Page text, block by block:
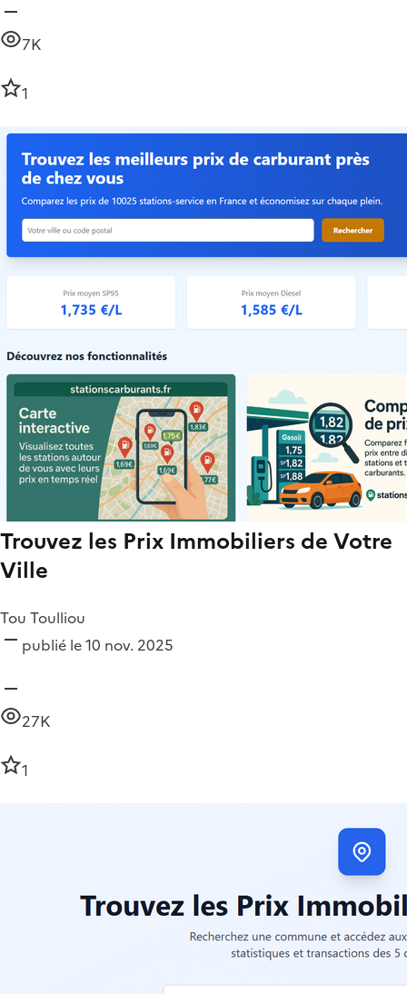
7K
1
Trouvez les Prix Immobiliers de Votre
Ville
Tou Toulliou
publié le 10 nov. 2025
27K
1